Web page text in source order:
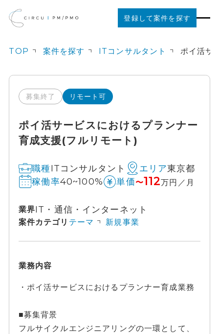
登録して案件を探す
ご利用の流れ
お役立ちコンテンツ
TOP 案件を探す ITコンサルタント
募集終了 リモート可
ポイ活サービスにおけるプランナー
育成支援(フルリモート)
職種ITコンサルタント エリア東京都
稼働率40~100% 単価〜112万円／月
業界IT・通信・インターネット
案件カテゴリ テーマ 新規事業
業務内容
・ポイ活サービスにおけるプランナー育成業務
■募集背景
フルサイクルエンジニアリングの一環として、